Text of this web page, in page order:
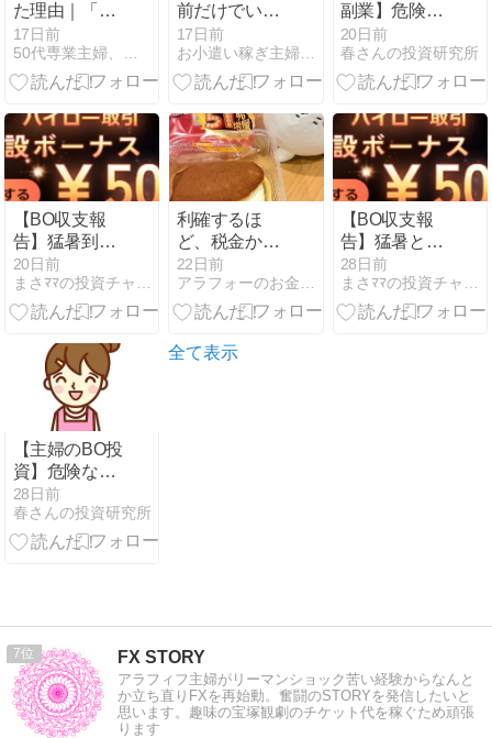
た理由｜「向
いていない」
に気づくまで
17日前
前だけでいい
の！汗取りイ
ンナー手作り
したよ
17日前
お小遣い稼ぎ主婦の日常
副業】危険な
暑さは涼しい
部屋でサクッ
と＋13,000円
ホ投資術
20日前
春さんの投資研究所
【BO収支報
告】猛暑到
来！分かりや
すいドル高相
場と「ザオプ
秒取引で手堅
く＋14,000
円！
20日前
まさﾏﾏの投資チャンレンジ
利確するほ
ど、税金かか
るヾ(;′ω`)ﾉ
22日前
アラフォーのお金とファッション
【BO収支報
告】猛暑と熱
中症対策！薄
商い相場を乗
り切る「ザオ
28日前
まさﾏﾏの投資チャンレンジ
【主婦のBO投
資】危険な暑
さの7月動か
ない相場でも
＋9,000円！ス
28日前
春さんの投資研究所
全て表示
7 FX STORY
アラフィフ主婦がリーマンショック苦い経験からなんと
か立ち直りFXを再始動。奮闘のSTORYを発信したいと
思います。趣味の宝塚観劇のチケット代を稼ぐため頑張
ります